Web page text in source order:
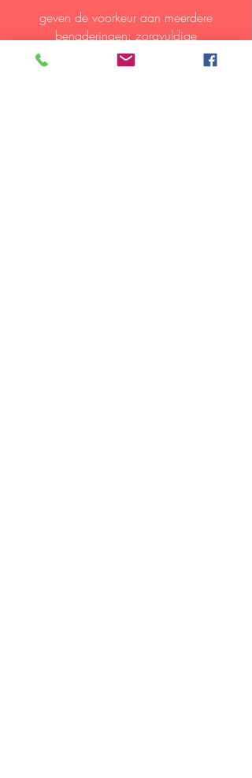
geven de voorkeur aan meerdere
benaderingen: zorgvuldige
neuromodulatie labiale spier - filler in de
bovenlip om rimpels glad te strijken